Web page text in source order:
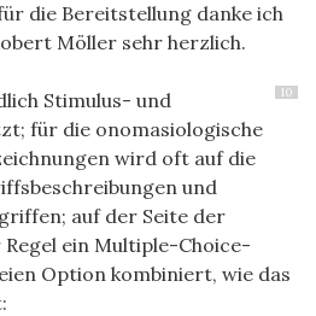
die Bereitstellung danke ich
Möller sehr herzlich.
10
Stimulus- und
für die onomasiologische
wird oft auf die
und
auf der Seite der
ein Multiple-Choice-
Option kombiniert, wie das